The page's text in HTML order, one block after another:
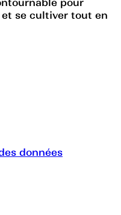
se cultiver tout en
données